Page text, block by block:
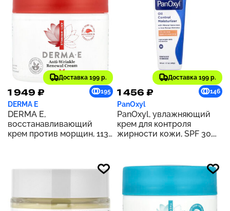
Доставка 199 р.
1 949 ₽ 195
DERMA E
DERMA E,
восстанавливающий
крем против морщин, 113
Доставка 199 р.
1 456 ₽ 146
PanOxyl
PanOxyl, увлажняющий
крем для контроля
жирности кожи, SPF 30,